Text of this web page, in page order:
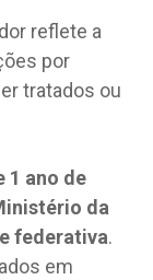
reflete a
por
tratados ou
1 ano de
da
federativa.
em